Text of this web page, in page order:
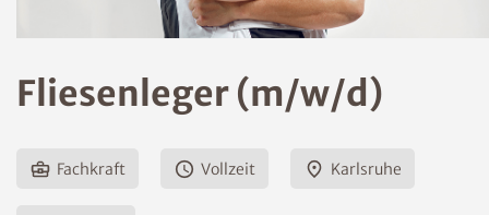
Fliesenleger (m/w/d)
Fachkraft Vollzeit Karlsruhe